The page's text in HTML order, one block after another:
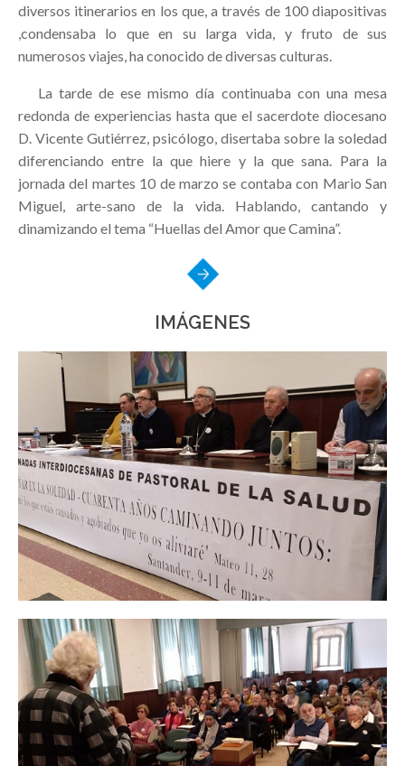
diversos itinerarios en los que, a través de 100 diapositivas
,condensaba lo que en su larga vida, y fruto de sus
numerosos viajes, ha conocido de diversas culturas.
La tarde de ese mismo día continuaba con una mesa
redonda de experiencias hasta que el sacerdote diocesano
D. Vicente Gutiérrez, psicólogo, disertaba sobre la soledad
diferenciando entre la que hiere y la que sana. Para la
jornada del martes 10 de marzo se contaba con Mario San
Miguel, arte-sano de la vida. Hablando, cantando y
dinamizando el tema “Huellas del Amor que Camina”.
IMÁGENES